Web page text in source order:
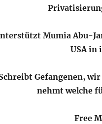
Mumia Abu-
USA in
Gefangenen,
nehmt welche
Free